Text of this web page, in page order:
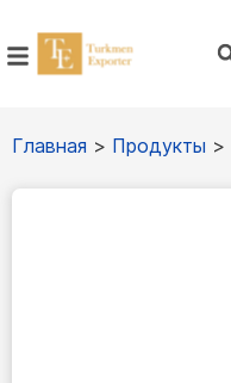
Главная > Продукты >